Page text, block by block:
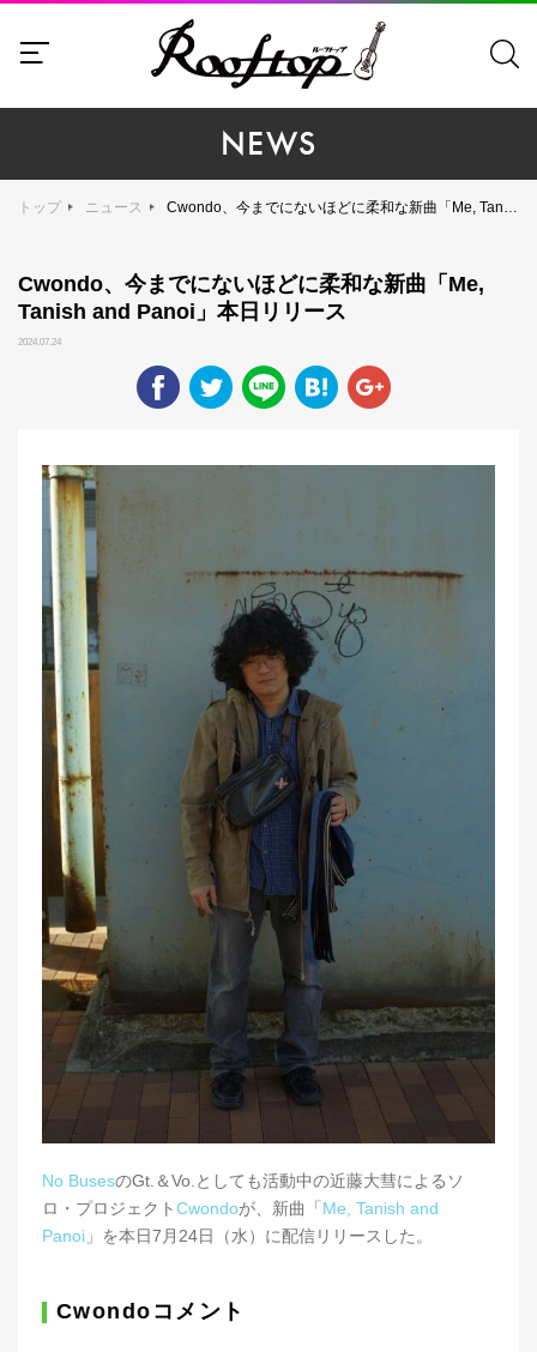
NEWS
トップ ニュース Cwondo、今までにないほどに柔和な新曲「Me, Tanish and Panoi」本日リリース
Cwondo、今までにないほどに柔和な新曲「Me,
Tanish and Panoi」本日リリース
2024.07.24
No BusesのGt.＆Vo.としても活動中の近藤大彗によるソ
ロ・プロジェクトCwondoが、新曲「 Me, Tanish and
Panoi 」を本日7月24日（水）に配信リリースした。
Cwondoコメント